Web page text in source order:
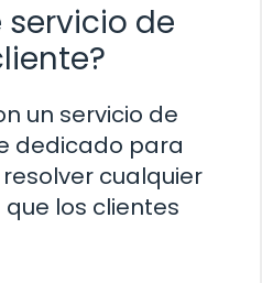
servicio de
un servicio de
dedicado para
cualquier
los clientes